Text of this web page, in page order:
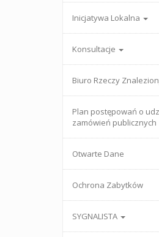
Inicjatywa Lokalna
Konsultacje
Biuro Rzeczy
Plan postępowań o
zamówień publicznych
Otwarte Dane
Ochrona Zabytków
SYGNALISTA